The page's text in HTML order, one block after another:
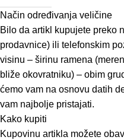
Način određivanja veličine
Bilo da artikl kupujete preko
prodavnice) ili telefonskim
visinu – širinu ramena
bliže okovratniku) – obim
ćemo vam na osnovu datih
vam najbolje pristajati.
Kako kupiti
Kupovinu artikla možete